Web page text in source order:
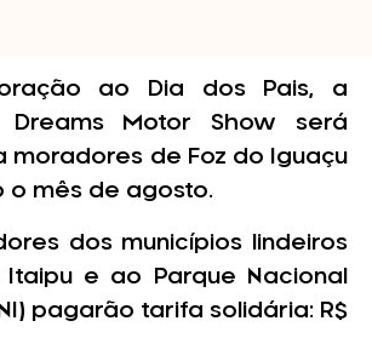
ao Dia dos Pais, a
Motor Show será
moradores de Foz do Iguaçu
o mês de agosto.
dos municípios lindeiros
e ao Parque Nacional
pagarão tarifa solidária: R$